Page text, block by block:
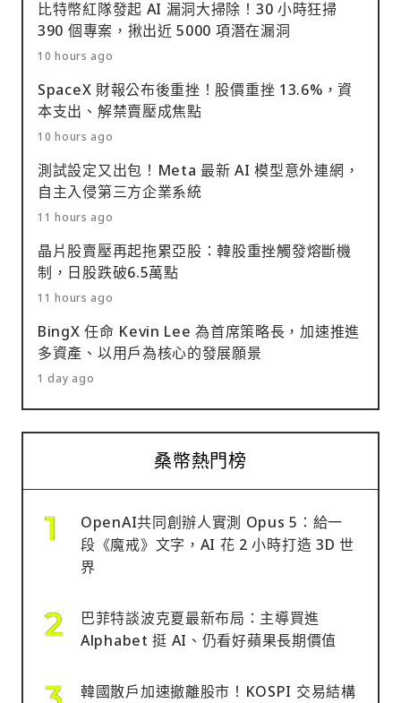
比特幣紅隊發起 AI 漏洞大掃除！30 小時狂掃
390 個專案，揪出近 5000 項潛在漏洞
10 hours ago
SpaceX 財報公布後重挫！股價重挫 13.6%，資
本支出、解禁賣壓成焦點
10 hours ago
測試設定又出包！Meta 最新 AI 模型意外連網，
自主入侵第三方企業系統
11 hours ago
晶片股賣壓再起拖累亞股：韓股重挫觸發熔斷機
制，日股跌破6.5萬點
11 hours ago
BingX 任命 Kevin Lee 為首席策略長，加速推進
多資產、以用戶為核心的發展願景
1 day ago
桑幣熱門榜
OpenAI共同創辦人實測 Opus 5：給一
段《魔戒》文字，AI 花 2 小時打造 3D 世
界
巴菲特談波克夏最新布局：主導買進
Alphabet 挺 AI、仍看好蘋果長期價值
韓國散戶加速撤離股市！KOSPI 交易結構